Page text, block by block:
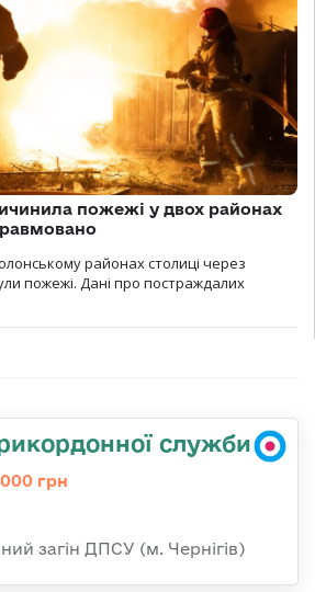
пожежі у двох районах
районах столиці через
пожежі. Дані про постраждалих
служби
грн
загін ДПСУ (м. Чернігів)